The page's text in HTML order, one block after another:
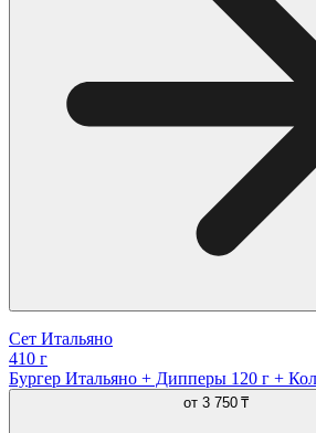
Сет Итальяно
410 г
Бургер Итальяно + Дипперы 120 г +
от 3 750 ₸